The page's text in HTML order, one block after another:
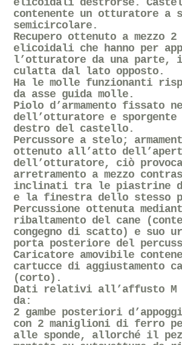
elicoidali destrorse.
contenente un otturatore a
semicircolare.
Recupero ottenuto a mezzo 2
elicoidali che hanno per
l’otturatore da una parte,
culatta dal lato opposto.
Ha le molle funzionanti
da asse guida molle.
Piolo d’armamento fissato
dell’otturatore e
destro del castello.
Percussore a stelo;
ottenuto all’atto
dell’otturatore, ciò
arretramento a mezzo
inclinati tra le piastrine di
e la finestra dello stesso
Percussione ottenuta
ribaltamento del cane
congegno di scatto) e suo
porta posteriore del
Caricatore amovibile
cartucce di aggiustamento
(corto).
Dati relativi all’affusto M
da:
2 gambe posteriori
con 2 maniglioni di ferro
alle sponde, allorché il